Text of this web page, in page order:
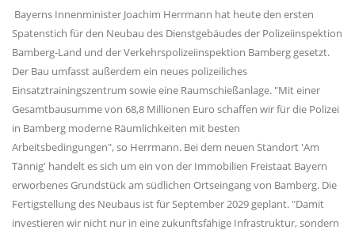
Bayerns Innenminister Joachim Herrmann hat heute den ersten
Spatenstich für den Neubau des Dienstgebäudes der Polizeiinspektion
Bamberg-Land und der Verkehrspolizeiinspektion Bamberg gesetzt.
Der Bau umfasst außerdem ein neues polizeiliches
Einsatztrainingszentrum sowie eine Raumschießanlage. "Mit einer
Gesamtbausumme von 68,8 Millionen Euro schaffen wir für die Polizei
in Bamberg moderne Räumlichkeiten mit besten
Arbeitsbedingungen", so Herrmann. Bei dem neuen Standort 'Am
Tännig' handelt es sich um ein von der Immobilien Freistaat Bayern
erworbenes Grundstück am südlichen Ortseingang von Bamberg. Die
Fertigstellung des Neubaus ist für September 2029 geplant. "Damit
investieren wir nicht nur in eine zukunftsfähige Infrastruktur, sondern